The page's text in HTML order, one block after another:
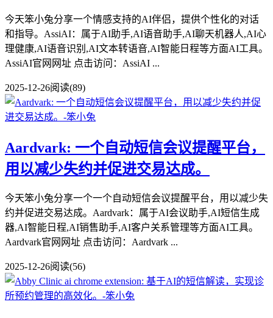
今天笨小兔分享一个情感支持的AI伴侣，提供个性化的对话
和指导。AssiAI：属于AI助手,AI语音助手,AI聊天机器人,AI心
理健康,AI语音识别,AI文本转语音,AI智能日程等方面AI工具。
AssiAI官网网址 点击访问：AssiAI ...
2025-12-26阅读(89)
Aardvark: 一个自动短信会议提醒平台，
用以减少失约并促进交易达成。
今天笨小兔分享一个一个自动短信会议提醒平台，用以减少失
约并促进交易达成。Aardvark：属于AI会议助手,AI短信生成
器,AI智能日程,AI销售助手,AI客户关系管理等方面AI工具。
Aardvark官网网址 点击访问：Aardvark ...
2025-12-26阅读(56)